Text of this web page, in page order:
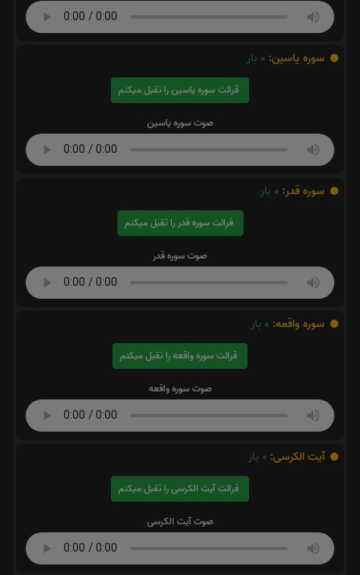
سوره یاسین: 0 بار
قرائت سوره یاسین را تقبل میکنم
صوت سوره یاسین
سوره قدر: 0 بار
قرائت سوره قدر را تقبل میکنم
صوت سوره قدر
سوره واقعه: 0 بار
قرائت سوره واقعه را تقبل میکنم
صوت سوره واقعه
آیت الکرسی: 0 بار
قرائت آیت الکرسی را تقبل میکنم
صوت آیت الکرسی